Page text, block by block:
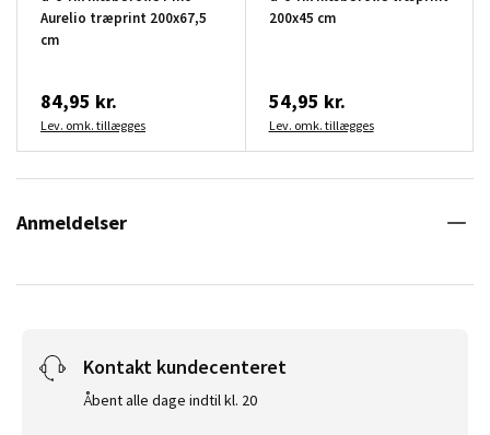
Aurelio træprint 200x67,5
cm
84,95 kr.
Lev. omk. tillægges
200x45 cm
54,95 kr.
Lev. omk. tillægges
Anmeldelser
Kontakt kundecenteret
Åbent alle dage indtil kl. 20